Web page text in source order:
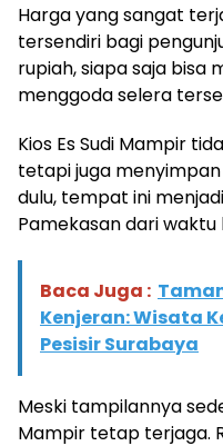
Harga yang sangat
tersendiri bagi
rupiah, siapa saja bisa
menggoda selera
Kios Es Sudi Mampir
tetapi juga
dulu, tempat ini
Pamekasan dari waktu
Baca Juga :
Kenjeran: Wisata
Pesisir Surabaya
Meski tampilannya
Mampir tetap terjaga.